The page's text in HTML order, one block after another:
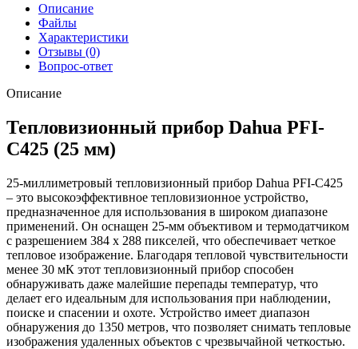
Описание
Файлы
Характеристики
Отзывы (0)
Вопрос-ответ
Описание
Тепловизионный прибор Dahua PFI-
C425 (25 мм)
25-миллиметровый тепловизионный прибор Dahua PFI-C425
– это высокоэффективное тепловизионное устройство,
предназначенное для использования в широком диапазоне
применений. Он оснащен 25-мм объективом и термодатчиком
с разрешением 384 x 288 пикселей, что обеспечивает четкое
тепловое изображение. Благодаря тепловой чувствительности
менее 30 мК этот тепловизионный прибор способен
обнаруживать даже малейшие перепады температур, что
делает его идеальным для использования при наблюдении,
поиске и спасении и охоте. Устройство имеет диапазон
обнаружения до 1350 метров, что позволяет снимать тепловые
изображения удаленных объектов с чрезвычайной четкостью.